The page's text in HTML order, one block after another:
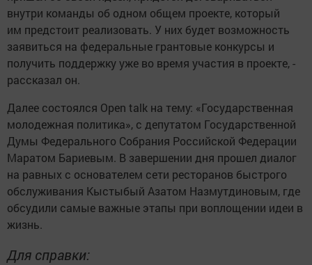
внутри команды об одном общем проекте, который
им предстоит реализовать. У них будет возможность
заявиться на федеральные грантовые конкурсы и
получить поддержку уже во время участия в проекте, -
рассказал он.
Далее состоялся Open talk на тему: «Государственная
молодежная политика», с депутатом Государственной
Думы Федерального Собрания Российской Федерации
Маратом Бариевым. В завершении дня прошел диалог
на равных с основателем сети ресторанов быстрого
обслуживания Кыстыбый Азатом Назмутдиновым, где
обсудили самые важные этапы при воплощении идеи в
жизнь.
Для справки: